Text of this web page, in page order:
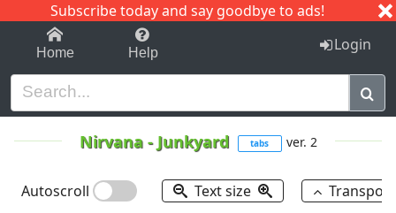
Subscribe today and say goodbye to ads!
1-9 C I J
Home Help Login
Nirvana- Junkyard tabs ver. 2
Autoscroll Text size